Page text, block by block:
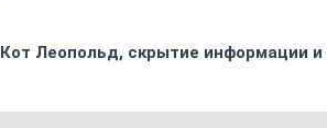
Леопольд, скрытиe информации